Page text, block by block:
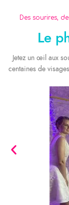
Des sourires,
Le
Jetez un œil aux
centaines de